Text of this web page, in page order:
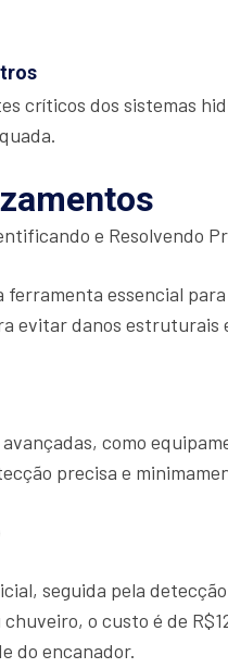
críticos dos sistemas
e Resolvendo
ferramenta essencial
evitar danos estruturais
como
precisa e
seguida pela
o custo é de
do encanador.